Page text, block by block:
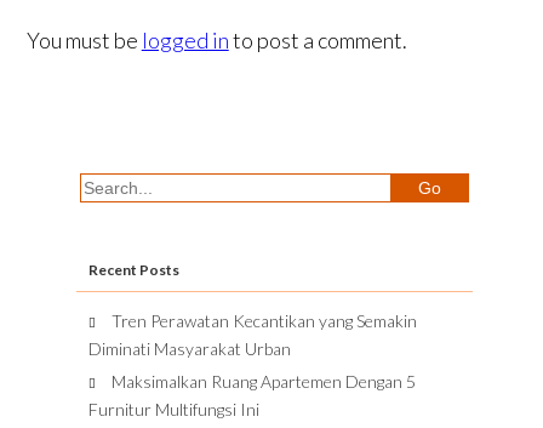
You must be logged into post a comment.
Recent Posts
Tren Perawatan Kecantikan yang Semakin
Diminati Masyarakat Urban
Maksimalkan Ruang Apartemen Dengan 5
Furnitur Multifungsi Ini